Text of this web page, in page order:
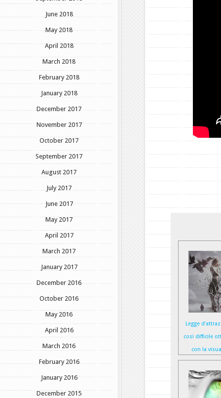
June 2018
May 2018
April 2018
March 2018
February 2018
January 2018
December 2017
November 2017
October 2017
September 2017
August 2017
July 2017
June 2017
May 2017
April 2017
March 2017
January 2017
December 2016
October 2016
May 2016
April 2016
March 2016
February 2016
January 2016
December 2015
Legge
così difficile
con la